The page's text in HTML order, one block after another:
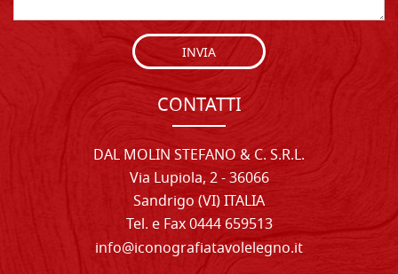
INVIA
CONTATTI
DAL MOLIN STEFANO & C. S.R.L.
Via Lupiola, 2 - 36066
Sandrigo (VI) ITALIA
Tel. e Fax 0444 659513
info@iconografiatavolelegno.it